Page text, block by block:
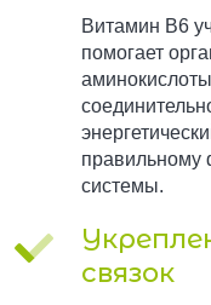
Витамин B6
помогает
правильному
системы.
связок